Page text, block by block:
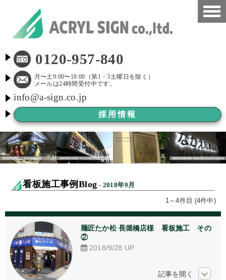
看板施工事例
会社概要
LED看板
看板施工ブログ
よくある質問
京都市新景観条例
看板Before After
アクリル加工
看板デザイン
0120-957-840
月〜土9:00〜18:00（第1・3土曜日を除く）
メールは24時間受付中です。
info@a-sign.co.jp
採用情報
看板施工事例Blog - 2018年9月
1～4件目 (4件中)
麺匠たか松 長堀橋店様　看板施工　その
②
2018/9/28 UP